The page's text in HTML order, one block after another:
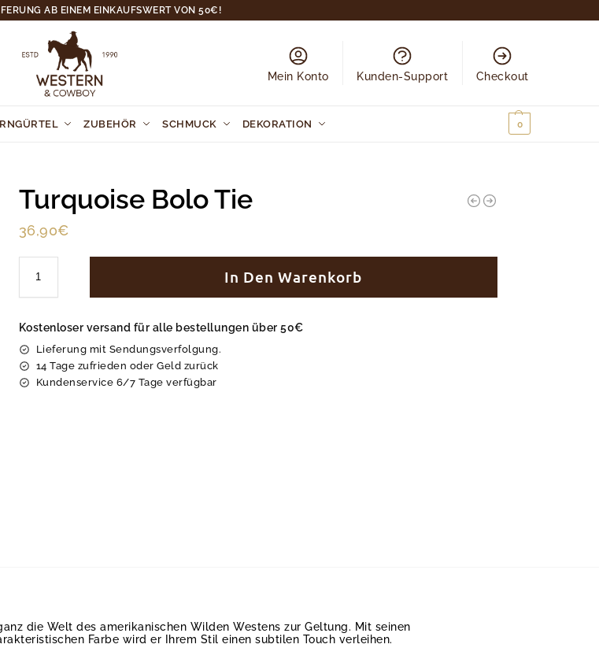
AB EINEM EINKAUFSWERT VON 50€!
Mein Konto Kunden-Support Checkout
ZUBEHÖR SCHMUCK DEKORATION 0
Turquoise Bolo Tie
36,90€
In Den Warenkorb
Kostenloser versand für alle bestellungen über 50€
Lieferung mit Sendungsverfolgung.
14 Tage zufrieden oder Geld zurück
Kundenservice 6/7 Tage verfügbar
die Welt des amerikanischen Wilden Westens zur Geltung. Mit seinen
Farbe wird er Ihrem Stil einen subtilen Touch verleihen.